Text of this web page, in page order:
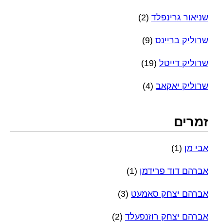
שניאור גרינפלד (2)
שרוליק בריינס (9)
שרוליק דייטל (19)
שרוליק יאקאב (4)
זמרים
אבי מן (1)
אברהם דוד פרידמן (1)
אברהם יצחק סאמעט (3)
אברהם יצחק רוזנפעלד (2)